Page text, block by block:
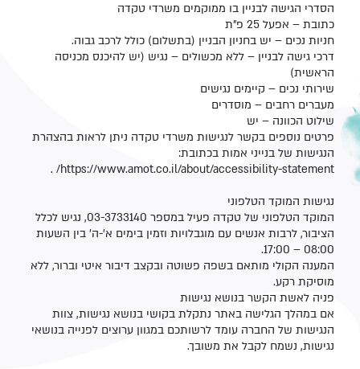
הסדרי הגישה לבניין בו ממוקמים משרדי טקדה
כתובת – אפעל 25 פ"ת
חניות נכים – יש בחניון הבניין (בתשלום) כולל לרכב גבוה.
דרכי גישה לבניין – ללא מכשולים – נגיש (יש להיכנס מכניסה
הראשית)
שירותי נכים – קיימים נגישים
מעברים רחבים – מוסדרים
שילוט הכוונה – יש
פרטים נוספים בקשר לנגישות משרדי טקדה ניתן לראות בהצהרת
הנגישות של בנייני אמות בכתובת:
https://www.amot.co.il/about/accessibility-statement/ .
נגישות המוקד הטלפוני
המוקד הטלפוני של טקדה פעיל במספר 03-3733140, נגיש לכלל
הציבור, לרבות אנשים עם מוגבלויות וזמין בימים א'-ה' בין השעות
08:00 – 17:00.
המענה הקולי מותאם בשפה פשוטה ובקצב דיבור איטי וברור, ללא
מוסיקת רקע.
פניה לאשת הקשר בנושא נגישות
אם במהלך הגלישה באתר נתקלת בקושי בנושא נגישות, צוות
הנגישות של החברה עומד לרשותכם במגוון ערוצים לפנייה בנושאי
נגישות, נשמח לקבל את משובך.